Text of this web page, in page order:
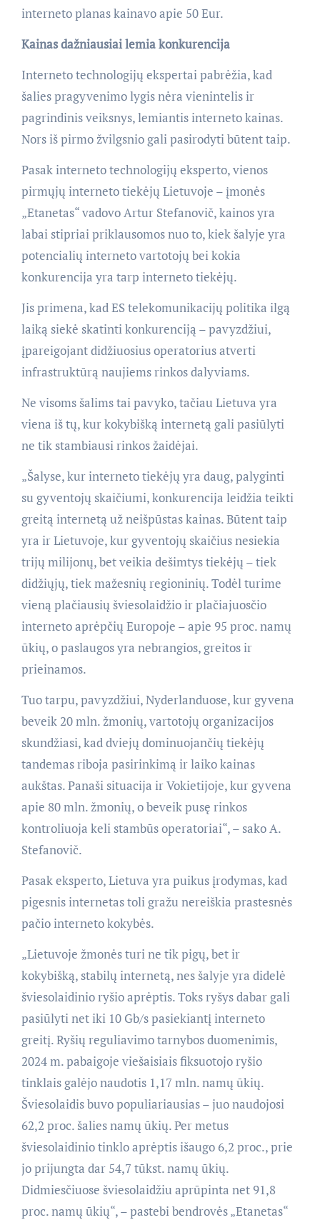
interneto planas kainavo apie 50 Eur.
Kainas dažniausiai lemia konkurencija
Interneto technologijų ekspertai pabrėžia, kad
šalies pragyvenimo lygis nėra vienintelis ir
pagrindinis veiksnys, lemiantis interneto kainas.
Nors iš pirmo žvilgsnio gali pasirodyti būtent taip.
Pasak interneto technologijų eksperto, vienos
pirmųjų interneto tiekėjų Lietuvoje – įmonės
„Etanetas“ vadovo Artur Stefanovič, kainos yra
labai stipriai priklausomos nuo to, kiek šalyje yra
potencialių interneto vartotojų bei kokia
konkurencija yra tarp interneto tiekėjų.
Jis primena, kad ES telekomunikacijų politika ilgą
laiką siekė skatinti konkurenciją – pavyzdžiui,
įpareigojant didžiuosius operatorius atverti
infrastruktūrą naujiems rinkos dalyviams.
Ne visoms šalims tai pavyko, tačiau Lietuva yra
viena iš tų, kur kokybišką internetą gali pasiūlyti
ne tik stambiausi rinkos žaidėjai.
„Šalyse, kur interneto tiekėjų yra daug, palyginti
su gyventojų skaičiumi, konkurencija leidžia teikti
greitą internetą už neišpūstas kainas. Būtent taip
yra ir Lietuvoje, kur gyventojų skaičius nesiekia
trijų milijonų, bet veikia dešimtys tiekėjų – tiek
didžiųjų, tiek mažesnių regioninių. Todėl turime
vieną plačiausių šviesolaidžio ir plačiajuosčio
interneto aprėpčių Europoje – apie 95 proc. namų
ūkių, o paslaugos yra nebrangios, greitos ir
prieinamos.
Tuo tarpu, pavyzdžiui, Nyderlanduose, kur gyvena
beveik 20 mln. žmonių, vartotojų organizacijos
skundžiasi, kad dviejų dominuojančių tiekėjų
tandemas riboja pasirinkimą ir laiko kainas
aukštas. Panaši situacija ir Vokietijoje, kur gyvena
apie 80 mln. žmonių, o beveik pusę rinkos
kontroliuoja keli stambūs operatoriai“, – sako A.
Stefanovič.
Pasak eksperto, Lietuva yra puikus įrodymas, kad
pigesnis internetas toli gražu nereiškia prastesnės
pačio interneto kokybės.
„Lietuvoje žmonės turi ne tik pigų, bet ir
kokybišką, stabilų internetą, nes šalyje yra didelė
šviesolaidinio ryšio aprėptis. Toks ryšys dabar gali
pasiūlyti net iki 10 Gb/s pasiekiantį interneto
greitį. Ryšių reguliavimo tarnybos duomenimis,
2024 m. pabaigoje viešaisiais fiksuotojo ryšio
tinklais galėjo naudotis 1,17 mln. namų ūkių.
Šviesolaidis buvo populiariausias – juo naudojosi
62,2 proc. šalies namų ūkių. Per metus
šviesolaidinio tinklo aprėptis išaugo 6,2 proc., prie
jo prijungta dar 54,7 tūkst. namų ūkių.
Didmiesčiuose šviesolaidžiu aprūpinta net 91,8
proc. namų ūkių“, – pastebi bendrovės „Etanetas“